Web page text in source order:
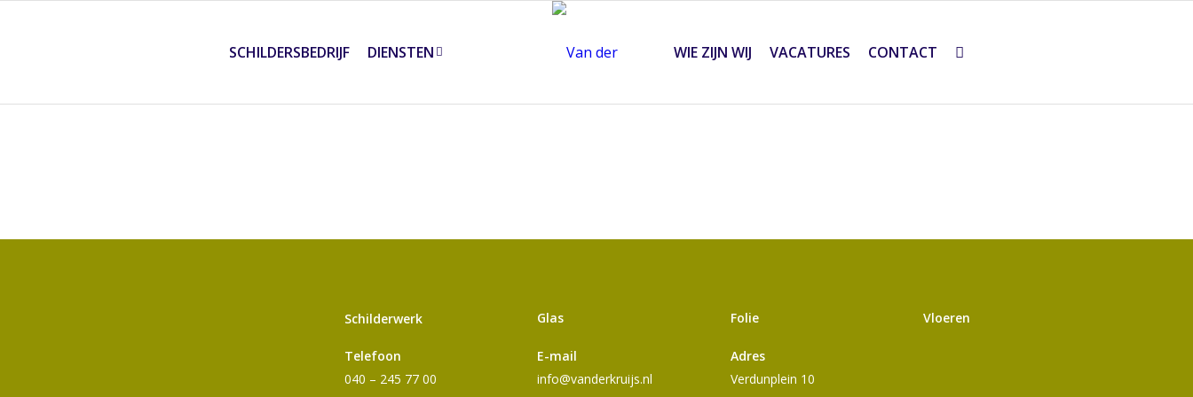
SCHILDERSBEDRIJF DIENSTEN WIE ZIJN WIJ VACATURES CONTACT
Schilderwerk Glas Folie Vloeren
Telefoon
040 – 245 77 00
E-mail
info@vanderkruijs.nl
Adres
Verdunplein 10